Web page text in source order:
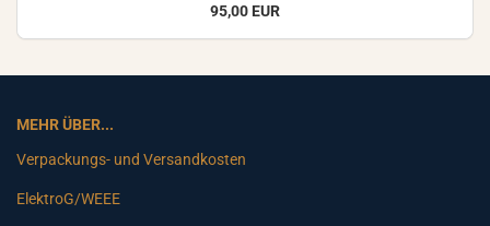
95,00 EUR
MEHR ÜBER...
Verpackungs- und Versandkosten
ElektroG/WEEE